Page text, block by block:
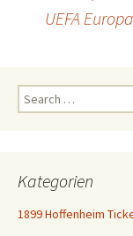
UEFA
Search
for:
Kategorien
1899 Hoffenheim